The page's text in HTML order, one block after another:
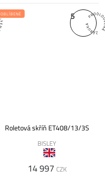
5
OBLÍBENÉ
Roletová skříň ET408/13/3S
BISLEY
14 997 CZK